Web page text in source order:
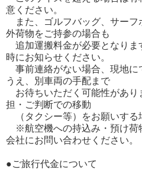
意ください。
また、ゴルフバッグ、サーフ
外荷物をご持参の場合も
追加運搬料金が必要となりま
時にお知らせください。
事前連絡がない場合、現地に
うえ、別車両の手配まで
お待ちいただく可能性があり
担・ご判断での移動
（タクシー等）をお願いする
※航空機への持込み・預け荷
会社にお問い合わせください。
●ご旅行代金について